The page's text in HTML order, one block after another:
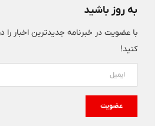
به روز باشید
با عضویت در خبرنامه جدیدترین اخبار را
کنید!
عضویت